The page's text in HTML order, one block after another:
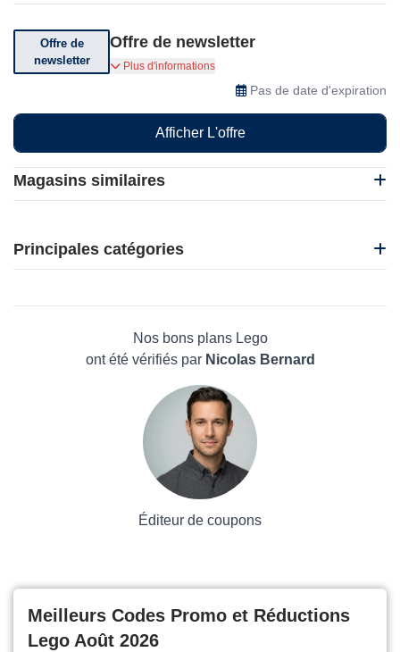
Magasins similaires
EasySMX
Gamivo
Kendama France
Principales catégories
Boissons
Nos bons plans Lego
ont été vérifiés par Nicolas Bernard
Éditeur de coupons
Offre de
newsletter
Offre de newsletter
Inscrivez-vous à la newsletter pour recevoir des
offres spéciales et des actualités
Plus d'informations
Pas de date d'expiration
Afficher L'offre
Meilleurs Codes Promo et Réductions
Lego Août 2026